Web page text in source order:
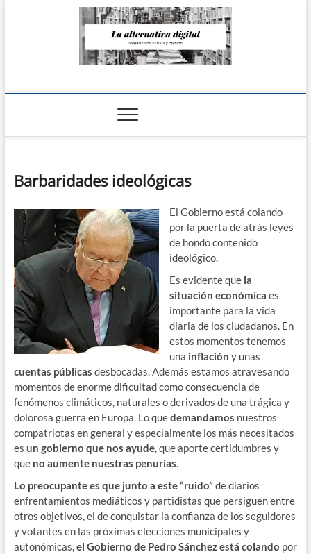
La Alternativa
Barbaridades ideológicas
El Gobierno está colando
por la puerta de atrás leyes
de hondo contenido
ideológico.
Es evidente que la
situación económica es
importante para la vida
diaria de los ciudadanos. En
estos momentos tenemos
una inflación y unas
cuentas públicas desbocadas. Además estamos atravesando
momentos de enorme dificultad como consecuencia de
fenómenos climáticos, naturales o derivados de una trágica y
dolorosa guerra en Europa. Lo quedemandamos nuestros
compatriotas en general y especialmente los más necesitados
es un gobierno que nos ayude, que aporte certidumbres y
que no aumente nuestras penurias.
Lo preocupante es que junto a este “ruido”de diarios
enfrentamientos mediáticos y partidistas que persiguen entre
otros objetivos, el de conquistar la confianza de los seguidores
y votantes en las próximas elecciones municipales y
autonómicas,el Gobierno de Pedro Sánchezestá colando por